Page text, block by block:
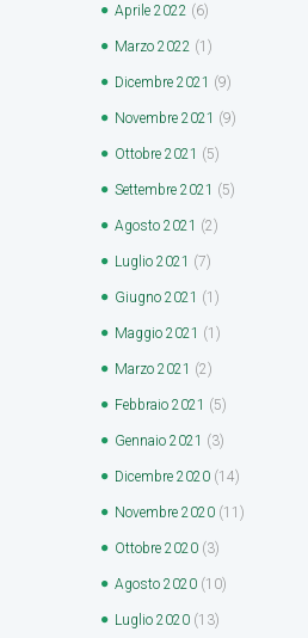
Aprile 2022 (6)
Marzo 2022 (1)
Dicembre 2021 (9)
Novembre 2021 (9)
Ottobre 2021 (5)
Settembre 2021 (5)
Agosto 2021 (2)
Luglio 2021 (7)
Giugno 2021 (1)
Maggio 2021 (1)
Marzo 2021 (2)
Febbraio 2021 (5)
Gennaio 2021 (3)
Dicembre 2020 (14)
Novembre 2020 (11)
Ottobre 2020 (3)
Agosto 2020 (10)
Luglio 2020 (13)